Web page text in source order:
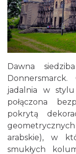
Dawna
Donnersmarck.
jadalnia w stylu
połączona
pokrytą
arabskie), w
smukłych